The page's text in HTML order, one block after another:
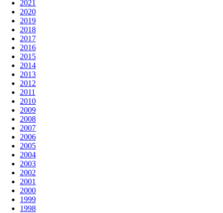
2021
2020
2019
2018
2017
2016
2015
2014
2013
2012
2011
2010
2009
2008
2007
2006
2005
2004
2003
2002
2001
2000
1999
1998